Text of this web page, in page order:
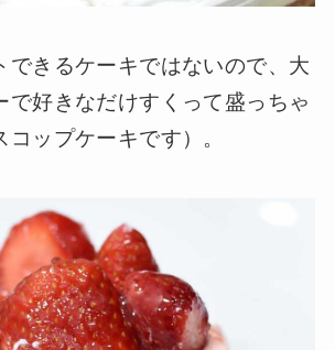
できるケーキではないので、大
で好きなだけすくって盛っちゃ
ップケーキです）。